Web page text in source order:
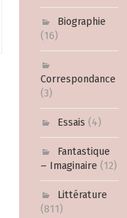
Biographie
(16)
Correspondance
(3)
Essais (4)
Fantastique
– Imaginaire (12)
Littérature
(811)